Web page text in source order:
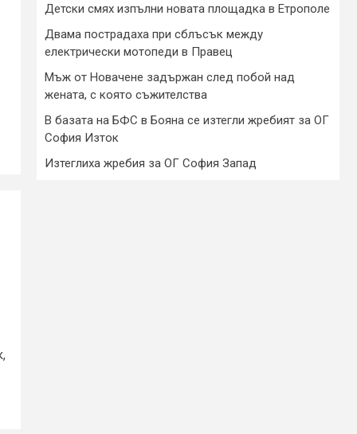
Детски смях изпълни новата площадка в Етрополе
Двама пострадаха при сблъсък между
електрически мотопеди в Правец
Мъж от Новачене задържан след побой над
жената, с която съжителства
В базата на БФС в Бояна се изтегли жребият за ОГ
София Изток
Изтеглиха жребия за ОГ София Запад